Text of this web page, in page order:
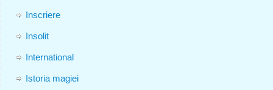
Inscriere
Insolit
International
Istoria magiei